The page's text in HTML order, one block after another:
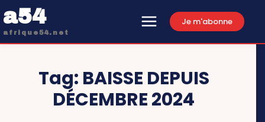
a54
afrique54.net
Je m'abonne
Tag: BAISSE DEPUIS
DÉCEMBRE 2024